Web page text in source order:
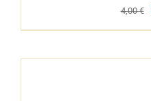
4,00€